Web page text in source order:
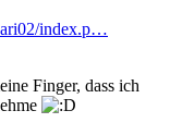
index.p…
Finger, dass ich